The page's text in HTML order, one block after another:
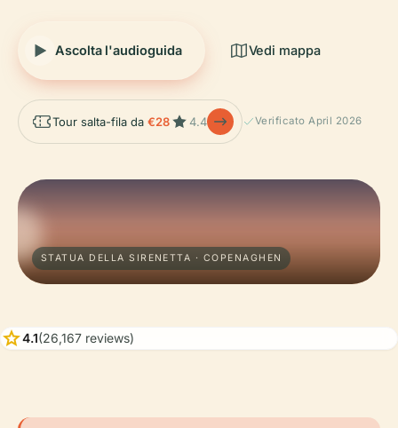
Ascolta l'audioguida Vedi mappa
Tour salta-fila da €28 4.4 Verificato April 2026
STATUA DELLA SIRENETTA · COPENAGHEN
star4.1(26,167 reviews)